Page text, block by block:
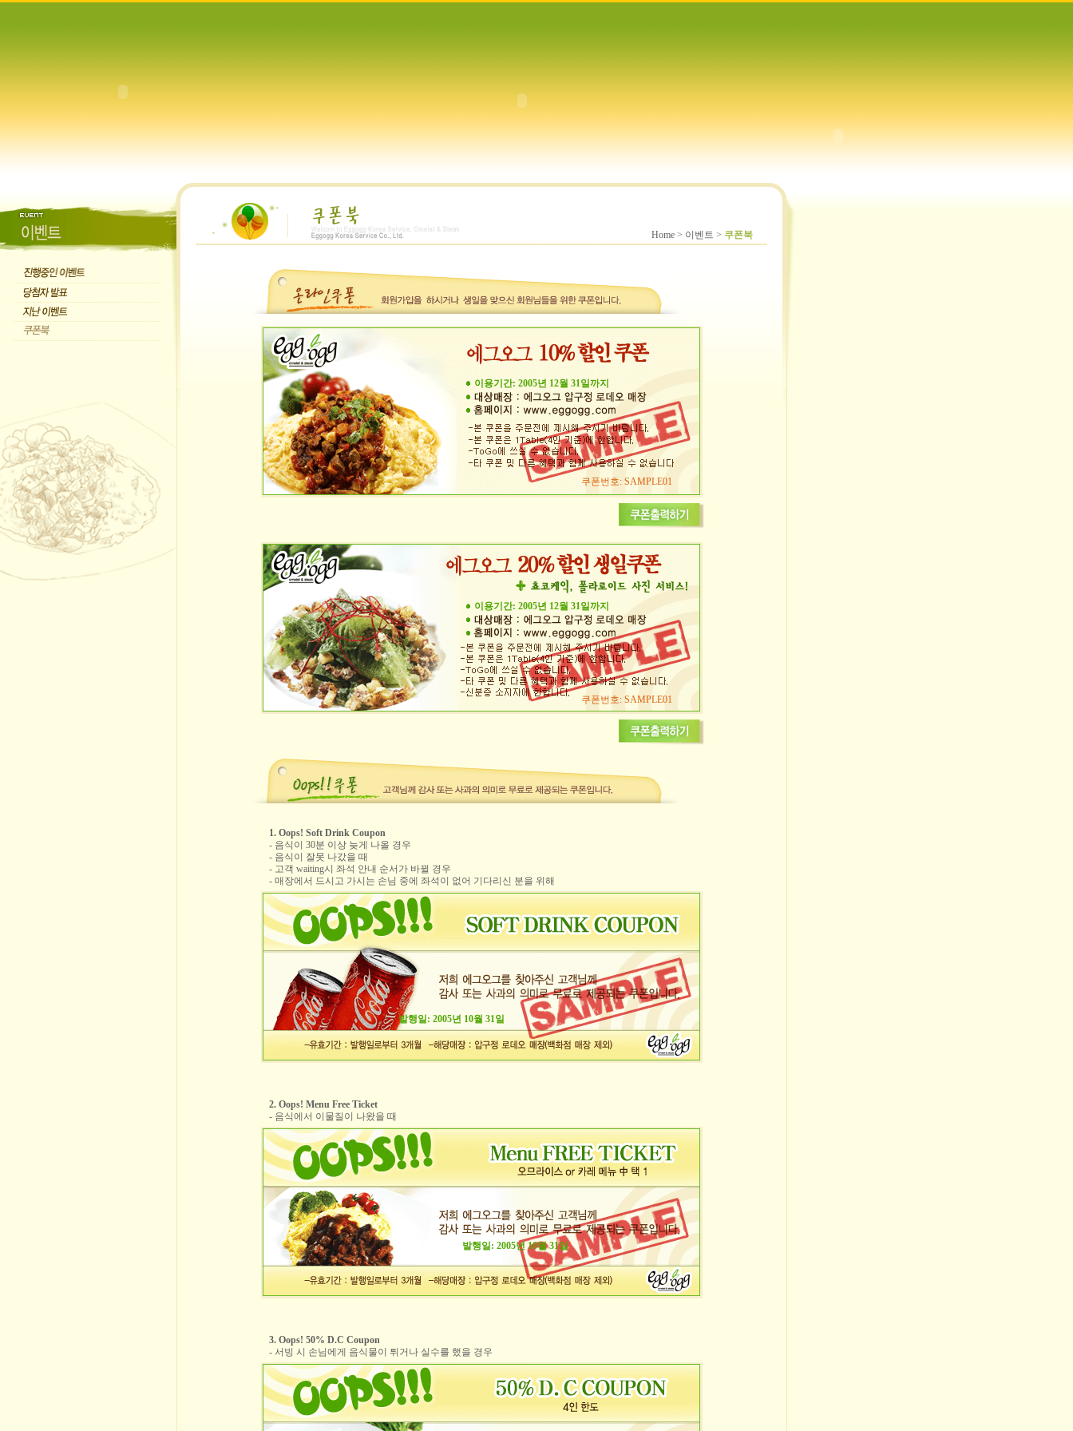
Home > 이벤트 > 쿠폰북
이용기간: 2005년 12월 31일까지
쿠폰번호: SAMPLE01
이용기간: 2005년 12월 31일까지
쿠폰번호: SAMPLE01
1. Oops! Soft Drink Coupon
- 음식이 30분 이상 늦게 나올 경우
- 음식이 잘못 나갔을 때
- 고객 waiting시 좌석 안내 순서가 바뀔 경우
- 매장에서 드시고 가시는 손님 중에 좌석이 없어 기다리신 분을 위해
발행일: 2005년 10월 31일
2. Oops! Menu Free Ticket
- 음식에서 이물질이 나왔을 때
발행일: 2005년 10월 31일
3. Oops! 50% D.C Coupon
- 서빙 시 손님에게 음식물이 튀거나 실수를 했을 경우